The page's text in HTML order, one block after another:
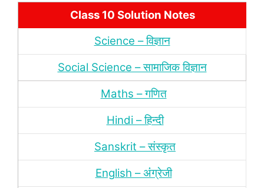
Class 10 Solution Notes
Science – विज्ञान
Social Science – सामाजिक विज्ञान
Maths – गणित
Hindi – हिन्‍दी
Sanskrit – संस्‍कृत
English – अंंग्रेजी